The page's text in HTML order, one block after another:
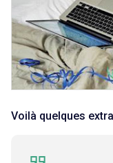
Voilà quelques